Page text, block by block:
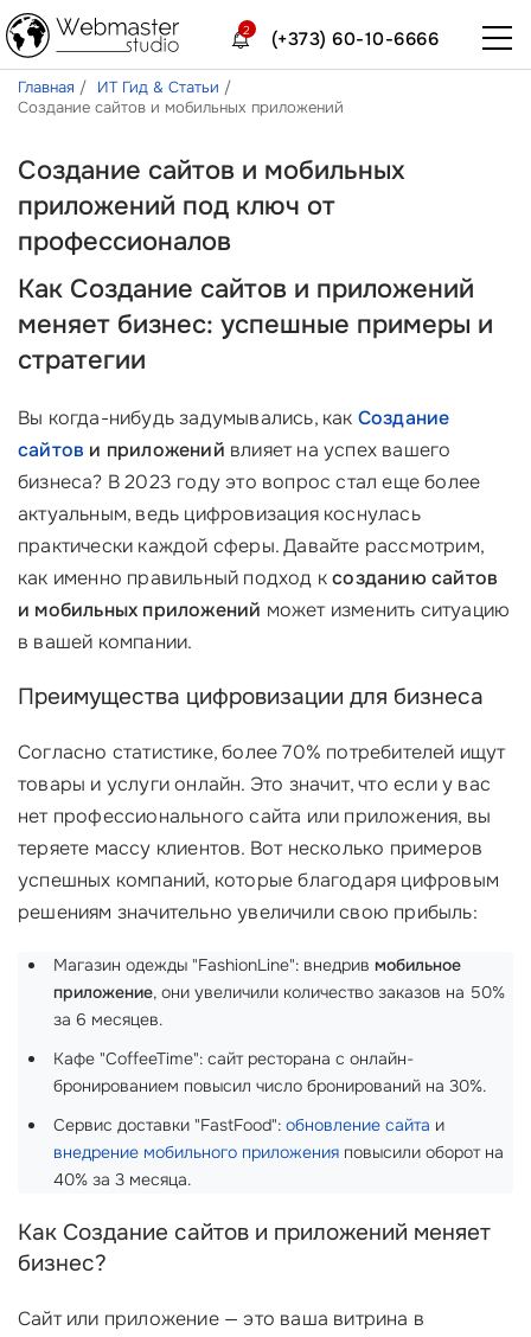
(+373) 60-10-6666
2
Главная
ИТ Гид & Статьи
Создание сайтов и мобильных приложений
Создание сайтов и мобильных
приложений под ключ от
профессионалов
Как Создание сайтов и приложений
меняет бизнес: успешные примеры и
стратегии
Вы когда-нибудь задумывались, как Создание
сайтов и приложений влияет на успех вашего
бизнеса? В 2023 году это вопрос стал еще более
актуальным, ведь цифровизация коснулась
практически каждой сферы. Давайте рассмотрим,
как именно правильный подход ксозданию сайтов
и мобильных приложений может изменить ситуацию
в вашей компании.
Преимущества цифровизации для бизнеса
Согласно статистике, более 70% потребителей ищут
товары и услуги онлайн. Это значит, что если у вас
нет профессионального сайта или приложения, вы
теряете массу клиентов. Вот несколько примеров
успешных компаний, которые благодаря цифровым
решениям значительно увеличили свою прибыль:
Магазин одежды "FashionLine": внедрив мобильное
приложение, они увеличили количество заказов на 50%
за 6 месяцев.
Кафе "CoffeeTime": сайт ресторана с онлайн-
бронированием повысил число бронирований на 30%.
Сервис доставки "FastFood": обновление сайта и
внедрение мобильного приложения повысили оборот на
40% за 3 месяца.
Как Создание сайтов и приложений меняет
бизнес?
Сайт или приложение — это ваша витрина в